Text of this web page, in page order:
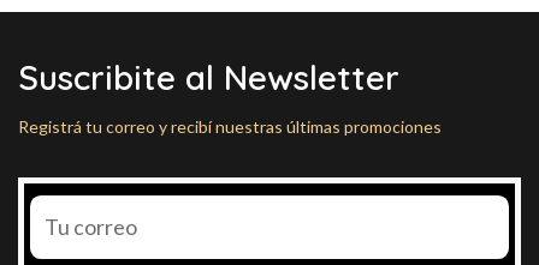
Suscribite al Newsletter
Registrá tu correo y recibí nuestras últimas promociones